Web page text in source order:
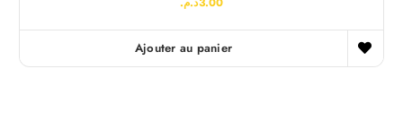
Ajouter au panier